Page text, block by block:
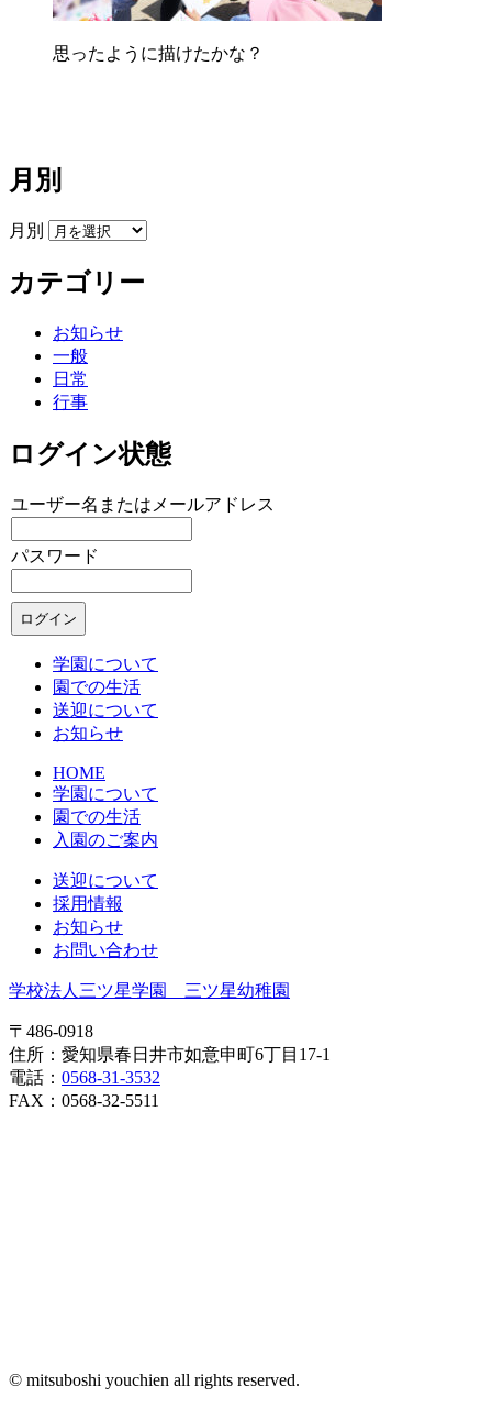
思ったように描けたかな？
月別
月別
カテゴリー
お知らせ
一般
日常
行事
ログイン状態
ユーザー名またはメールアドレス
パスワード
学園について
園での生活
送迎について
お知らせ
HOME
学園について
園での生活
入園のご案内
送迎について
採用情報
お知らせ
お問い合わせ
学校法人三ツ星学園 三ツ星幼稚園
〒486-0918
住所：愛知県春日井市如意申町6丁目17-1
電話： 0568-31-3532
FAX：0568-32-5511
© mitsuboshi youchien all rights reserved.